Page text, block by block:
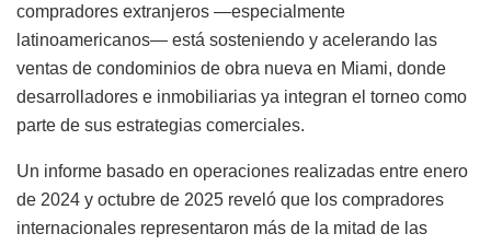
compradores extranjeros —especialmente
latinoamericanos— está sosteniendo y acelerando las
ventas de condominios de obra nueva en Miami, donde
desarrolladores e inmobiliarias ya integran el torneo como
parte de sus estrategias comerciales.
Un informe basado en operaciones realizadas entre enero
de 2024 y octubre de 2025 reveló que los compradores
internacionales representaron más de la mitad de las